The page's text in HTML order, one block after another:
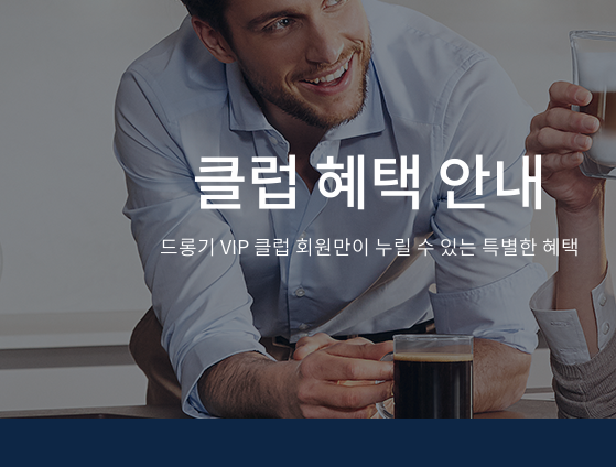
클럽 혜택 안내
드롱기 VIP 클럽 회원만이 누릴 수 있는 특별한 혜택